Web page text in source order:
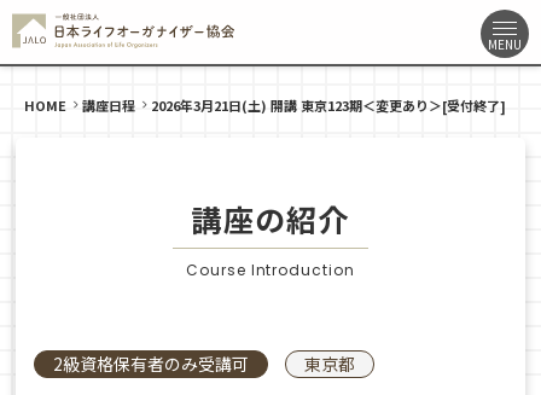
HOME 講座日程 2026年3月21日(土) 開講 東京123期＜変更あり＞[受付終了]
講座の紹介
Course Introduction
2級資格保有者のみ受講可 東京都